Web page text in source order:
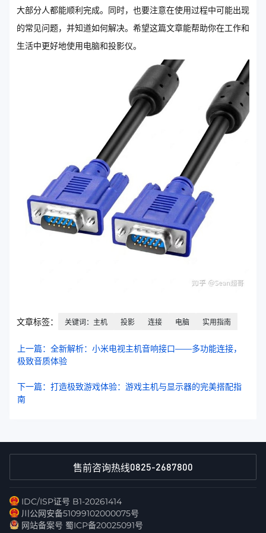
大部分人都能顺利完成。同时，也要注意在使用过程中可能出现
的常见问题，并知道如何解决。希望这篇文章能帮助你在工作和
生活中更好地使用电脑和投影仪。
文章标签： 关键词：主机 投影 连接 电脑 实用指南
上一篇：全新解析：小米电视主机音响接口——多功能连接，
极致音质体验
下一篇：打造极致游戏体验：游戏主机与显示器的完美搭配指
南
售前咨询热线0825-2687800
IDC/ISP证号 B1-20261414
川公网安备51099102000075号
网站备案号 蜀ICP备20025091号